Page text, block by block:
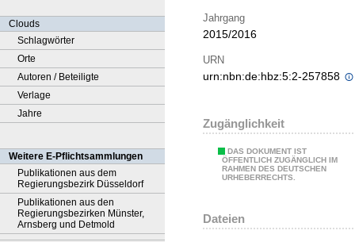
Clouds
Schlagwörter
Orte
Autoren / Beteiligte
Verlage
Jahre
Weitere E-Pflichtsammlungen
Publikationen aus dem
Regierungsbezirk Düsseldorf
Publikationen aus den
Regierungsbezirken Münster,
Arnsberg und Detmold
Jahrgang
2015/2016
URN
urn:nbn:de:hbz:5:2-257858
Zugänglichkeit
DAS DOKUMENT IST
ÖFFENTLICH ZUGÄNGLICH IM
RAHMEN DES DEUTSCHEN
URHEBERRECHTS.
Dateien